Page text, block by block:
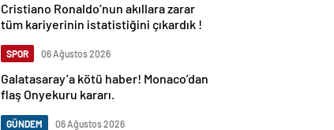
Cristiano Ronaldo’nun akıllara zarar
tüm kariyerinin istatistiğini çıkardık !
SPOR 06 Ağustos 2026
Galatasaray’a kötü haber! Monaco’dan
flaş Onyekuru kararı.
GÜNDEM 06 Ağustos 2026